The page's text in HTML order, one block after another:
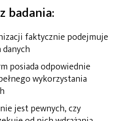
badania:
faktycznie podejmuje
posiada odpowiednie
wykorzystania
jest pewnych, czy